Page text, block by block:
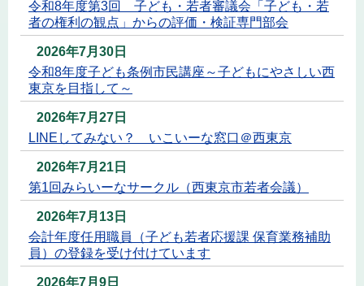
令和8年度第3回 子ども・若者審議会「子ども・若
者の権利の観点」からの評価・検証専門部会
2026年7月30日
令和8年度子ども条例市民講座～子どもにやさしい西
東京を目指して～
2026年7月27日
LINEしてみない？ いこいーな窓口＠西東京
2026年7月21日
第1回みらいーなサークル（西東京市若者会議）
2026年7月13日
会計年度任用職員（子ども若者応援課 保育業務補助
員）の登録を受け付けています
2026年7月9日